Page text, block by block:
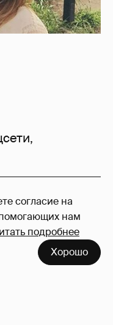
согласие на
нам
подробнее
Хорошо
,
и